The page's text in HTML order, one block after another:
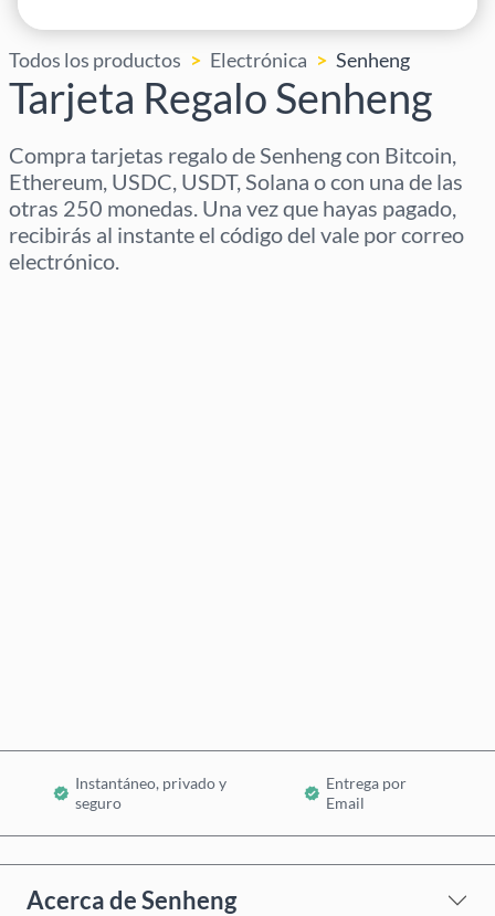
Todos los productos Electrónica Senheng
Tarjeta Regalo Senheng
Compra tarjetas regalo de Senheng con Bitcoin,
Ethereum, USDC, USDT, Solana o con una de las
otras 250 monedas. Una vez que hayas pagado,
recibirás al instante el código del vale por correo
electrónico.
Instantáneo, privado y
seguro
Entrega por
Email
Acerca de Senheng